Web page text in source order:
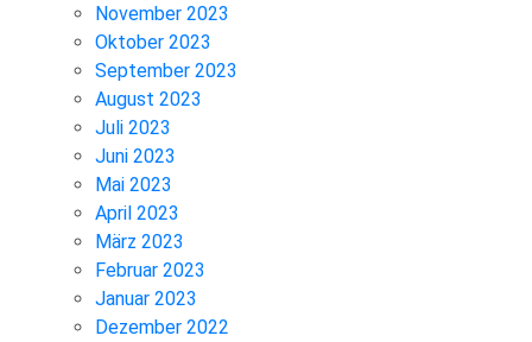
November 2023
Oktober 2023
September 2023
August 2023
Juli 2023
Juni 2023
Mai 2023
April 2023
März 2023
Februar 2023
Januar 2023
Dezember 2022